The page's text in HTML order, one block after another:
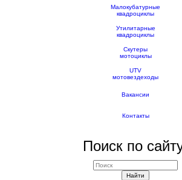
Малокубатурные
квадроциклы
Утилитарные
квадроциклы
Скутеры
мотоциклы
UTV
мотовездеходы
Вакансии
Контакты
Поиск по
Найти